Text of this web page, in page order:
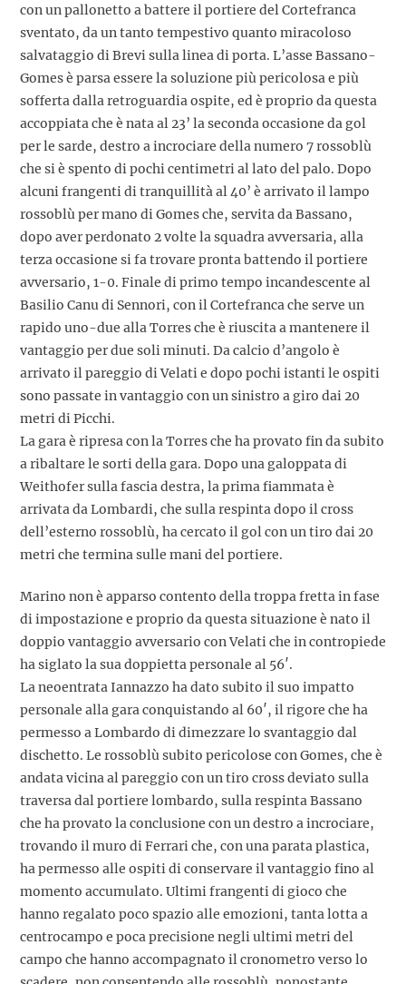
con un pallonetto a battere il portiere del Cortefranca
sventato, da un tanto tempestivo quanto miracoloso
salvataggio di Brevi sulla linea di porta. L’asse Bassano-
Gomes è parsa essere la soluzione più pericolosa e più
sofferta dalla retroguardia ospite, ed è proprio da questa
accoppiata che è nata al 23’ la seconda occasione da gol
per le sarde, destro a incrociare della numero 7 rossoblù
che si è spento di pochi centimetri al lato del palo. Dopo
alcuni frangenti di tranquillità al 40’ è arrivato il lampo
rossoblù per mano di Gomes che, servita da Bassano,
dopo aver perdonato 2 volte la squadra avversaria, alla
terza occasione si fa trovare pronta battendo il portiere
avversario, 1-0. Finale di primo tempo incandescente al
Basilio Canu di Sennori, con il Cortefranca che serve un
rapido uno-due alla Torres che è riuscita a mantenere il
vantaggio per due soli minuti. Da calcio d’angolo è
arrivato il pareggio di Velati e dopo pochi istanti le ospiti
sono passate in vantaggio con un sinistro a giro dai 20
metri di Picchi.
La gara è ripresa con la Torres che ha provato fin da subito
a ribaltare le sorti della gara. Dopo una galoppata di
Weithofer sulla fascia destra, la prima fiammata è
arrivata da Lombardi, che sulla respinta dopo il cross
dell’esterno rossoblù, ha cercato il gol con un tiro dai 20
metri che termina sulle mani del portiere.
Marino non è apparso contento della troppa fretta in fase
di impostazione e proprio da questa situazione è nato il
doppio vantaggio avversario con Velati che in contropiede
ha siglato la sua doppietta personale al 56′.
La neoentrata Iannazzo ha dato subito il suo impatto
personale alla gara conquistando al 60′, il rigore che ha
permesso a Lombardo di dimezzare lo svantaggio dal
dischetto. Le rossoblù subito pericolose con Gomes, che è
andata vicina al pareggio con un tiro cross deviato sulla
traversa dal portiere lombardo, sulla respinta Bassano
che ha provato la conclusione con un destro a incrociare,
trovando il muro di Ferrari che, con una parata plastica,
ha permesso alle ospiti di conservare il vantaggio fino al
momento accumulato. Ultimi frangenti di gioco che
hanno regalato poco spazio alle emozioni, tanta lotta a
centrocampo e poca precisione negli ultimi metri del
campo che hanno accompagnato il cronometro verso lo